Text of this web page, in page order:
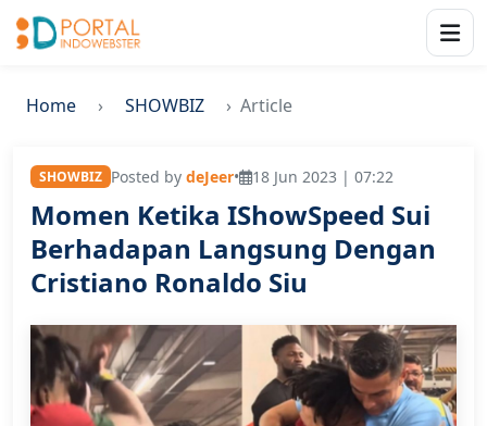
Home SHOWBIZ Article
SHOWBIZ Posted by deJeer• 18 Jun 2023 | 07:22
Momen Ketika IShowSpeed Sui
Berhadapan Langsung Dengan
Cristiano Ronaldo Siu